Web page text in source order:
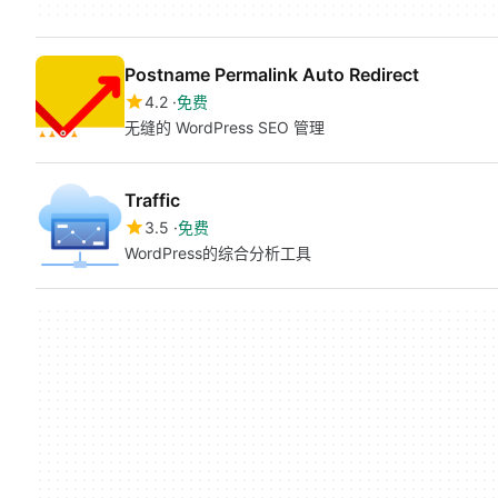
Postname Permalink Auto Redirect
4.2 免费
无缝的 WordPress SEO 管理
Traffic
3.5 免费
WordPress的综合分析工具